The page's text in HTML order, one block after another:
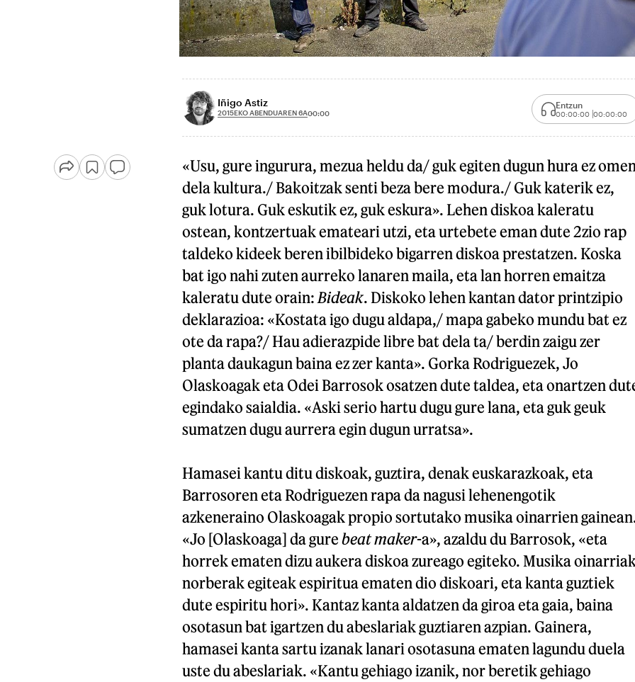
Iñigo Astiz
2015EKO ABENDUAREN 6A00:00
Entzun
00:00:00 00:00:00
«Usu, gure ingurura, mezua heldu da/ guk egiten dugun hura ez
dela kultura./ Bakoitzak senti beza bere modura./ Guk katerik ez,
guk lotura. Guk eskutik ez, guk eskura». Lehen diskoa kaleratu
ostean, kontzertuak emateari utzi, eta urtebete eman dute 2zio rap
taldeko kideek beren ibilbideko bigarren diskoa prestatzen. Koska
bat igo nahi zuten aurreko lanaren maila, eta lan horren emaitza
kaleratu dute orain: Bideak. Diskoko lehen kantan dator printzipio
deklarazioa: «Kostata igo dugu aldapa,/ mapa gabeko mundu bat ez
ote da rapa?/ Hau adierazpide libre bat dela ta/ berdin zaigu zer
planta daukagun baina ez zer kanta». Gorka Rodriguezek, Jo
Olaskoagak eta Odei Barrosok osatzen dute taldea, eta onartzen
egindako saialdia. «Aski serio hartu dugu gure lana, eta guk geuk
sumatzen dugu aurrera egin dugun urratsa».
Hamasei kantu ditu diskoak, guztira, denak euskarazkoak, eta
Barrosoren eta Rodriguezen rapa da nagusi lehenengotik
azkeneraino Olaskoagak propio sortutako musika oinarrien
«Jo [Olaskoaga] da gure beat maker-a», azaldu du Barrosok, «eta
horrek ematen dizu aukera diskoa zureago egiteko. Musika
norberak egiteak espiritua ematen dio diskoari, eta kanta guztiek
dute espiritu hori». Kantaz kanta aldatzen da giroa eta gaia, baina
osotasun bat igartzen du abeslariak guztiaren azpian. Gainera,
hamasei kanta sartu izanak lanari osotasuna ematen lagundu duela
uste du abeslariak. «Kantu gehiago izanik, nor beretik gehiago